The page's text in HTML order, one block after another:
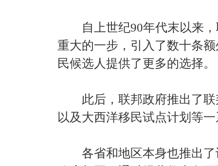
自上世纪90年代末以来，
重大的一步，引入了数十条
民候选人提供了更多的选择。
此后，联邦政府推出了联
以及大西洋移民试点计划等
各省和地区本身也推出了